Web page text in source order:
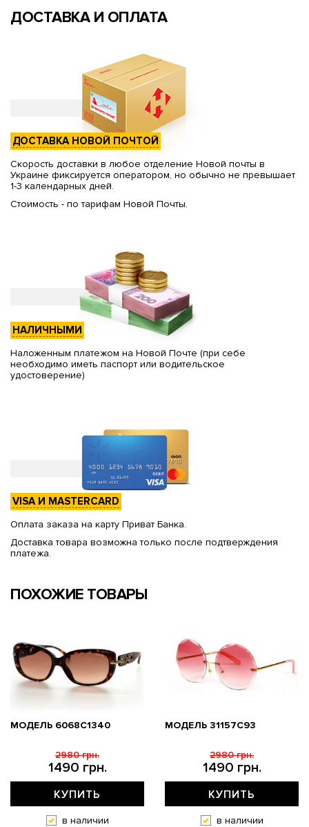
ДОСТАВКА И ОПЛАТА
ДОСТАВКА НОВОЙ ПОЧТОЙ
Скорость доставки в любое отделение Новой почты в
Украине фиксируется оператором, но обычно не превышает
1-3 календарных дней.
Стоимость - по тарифам Новой Почты.
НАЛИЧНЫМИ
Наложенным платежом на Новой Почте (при себе
необходимо иметь паспорт или водительское
удостоверение)
VISA И MASTERCARD
Оплата заказа на карту Приват Банка.
Доставка товара возможна только после подтверждения
платежа.
ПОХОЖИЕ ТОВАРЫ
МОДЕЛЬ 6068C1340
1490 грн.
2980 грн.
КУПИТЬ
в наличии
МОДЕЛЬ 31157С93
1490 грн.
2980 грн.
КУПИТЬ
в наличии